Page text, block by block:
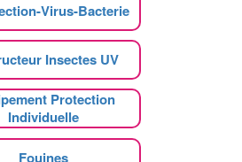
Virus-Bacterie
Insectes UV
Protection
Individuelle
Fouines